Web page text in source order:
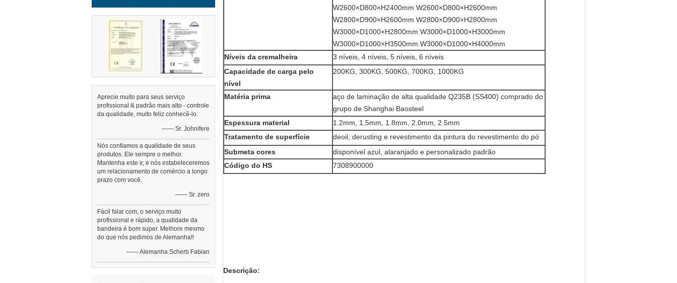
Aprecie muito para seus serviço
profissional & padrão mais alto - controle
da qualidade, muito feliz conhecê-lo.
—— Sr. Johnifere
Nós confiamos a qualidade de seus
produtos. Ele sempre o melhor.
Mantenha este ir, e nós estabeleceremos
um relacionamento de comércio a longo
prazo com você.
—— Sr. zero
Fácil falar com, o serviço muito
profissional e rápido, a qualidade da
bandeira é bom super. Melhore mesmo
do que nós pedimos de Alemanha!!
—— Alemanha Scherb Fabian
W2600×D800×H2400mm W2600×D800×H2600mm
W2800×D900×H2600mm W2800×D900×H2800mm
W3000×D1000×H2800mm W3000×D1000×H3000mm
W3000×D1000×H3500mm W3000×D1000×H4000mm
Níveis da cremalheira
3 níveis, 4 níveis, 5 níveis, 6 níveis
Capacidade de carga pelo
nível
200KG, 300KG, 500KG, 700KG, 1000KG
Matéria prima
aço de laminação de alta qualidade Q235B (SS400) comprado do
grupo de Shanghai Baosteel
Espessura material
1.2mm, 1.5mm, 1.8mm, 2.0mm, 2.5mm
Tratamento de superfície
deoil, derusting e revestimento da pintura do revestimento do pó
Submeta cores
disponível azul, alaranjado e personalizado padrão
Código do HS
7308900000
Descrição: